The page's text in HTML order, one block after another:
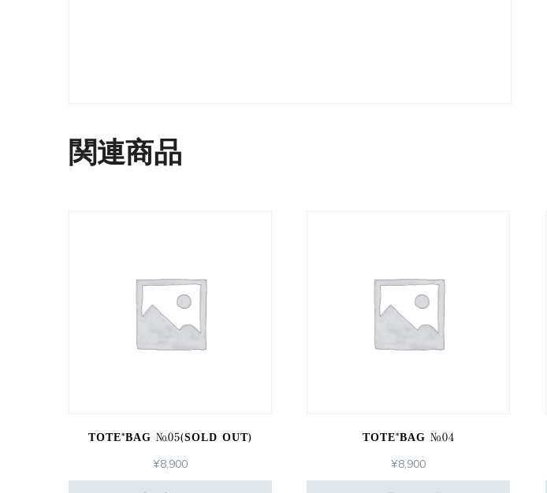
関連商品
TOTE*BAG №05(SOLD OUT)
¥8,900
TOTE*BAG №04
¥8,900